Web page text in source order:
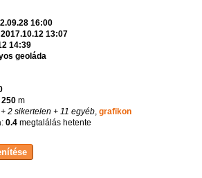
16:00
2017.10.12 13:07
14:39
geoláda
250m
2 sikertelen + 11 egyéb, grafikon
0.4megtalálás hetente